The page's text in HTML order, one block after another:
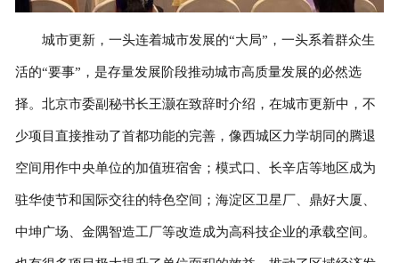
城市更新，一头连着城市发展的“大局”，一头系着群众生
活的“要事”，是存量发展阶段推动城市高质量发展的必然选
择。北京市委副秘书长王灏在致辞时介绍，在城市更新中，不
少项目直接推动了首都功能的完善，像西城区力学胡同的腾退
空间用作中央单位的加值班宿舍；模式口、长辛店等地区成为
驻华使节和国际交往的特色空间；海淀区卫星厂、鼎好大厦、
中坤广场、金隅智造工厂等改造成为高科技企业的承载空间。